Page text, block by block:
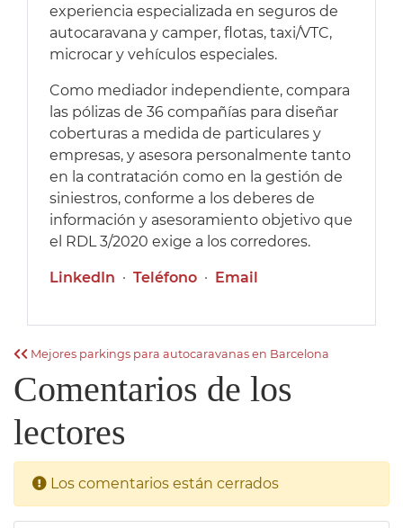
experiencia especializada en seguros de
autocaravana y camper, flotas, taxi/VTC,
microcar y vehículos especiales.
Como mediador independiente, compara
las pólizas de 36 compañías para diseñar
coberturas a medida de particulares y
empresas, y asesora personalmente tanto
en la contratación como en la gestión de
siniestros, conforme a los deberes de
información y asesoramiento objetivo que
el RDL 3/2020 exige a los corredores.
LinkedIn · Teléfono · Email
Mejores parkings para autocaravanas en Barcelona
Comentarios de los
lectores
Los comentarios están cerrados